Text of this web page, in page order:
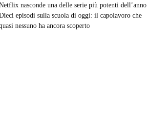
nasconde una delle serie più potenti dell’anno |
episodi sulla scuola di oggi: il capolavoro che
nessuno ha ancora scoperto